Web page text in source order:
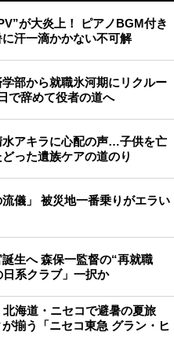
が大炎上！ ピアノBGM付き
汗一滴かかない不可解
部から就職氷河期にリクルー
で辞めて役者の道へ
アキラに心配の声…子供を亡
った遺族ケアの道のり
儀」 被災地一番乗りがエラい
生へ 森保一監督の“再就職
系クラブ」一択か
海道・ニセコで避暑の夏旅
揃う「ニセコ東急 グラン・ヒ